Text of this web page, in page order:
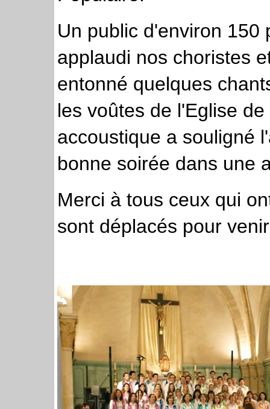
Un public d'environ 150
applaudi nos choristes
entonné quelques
les voûtes de l'Eglise
accoustique a souligné
bonne soirée dans une
Merci à tous ceux qui
sont déplacés pour